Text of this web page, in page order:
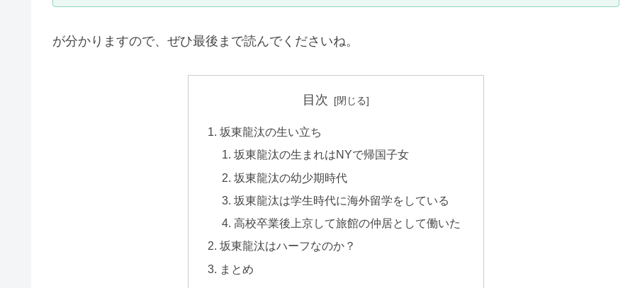
が分かりますので、ぜひ最後まで読んでくださいね。
目次
坂東龍汰の生い立ち
坂東龍汰の生まれはNYで帰国子女
坂東龍汰の幼少期時代
坂東龍汰は学生時代に海外留学をしている
高校卒業後上京して旅館の仲居として働いた
坂東龍汰はハーフなのか？
まとめ